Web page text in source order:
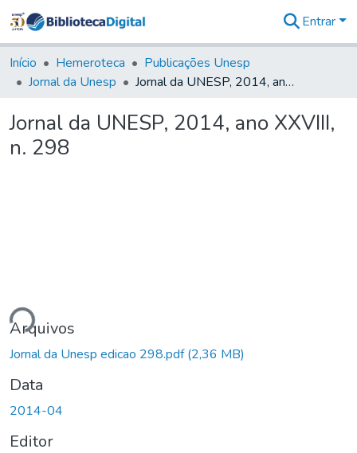
&
Coleções
Tudo na
Digital
Entrar
Início Hemeroteca
Publicações Unesp
Jornal da Unesp
Jornal da UNESP, 2014, ano XXVIII, n. 298
Jornal da UNESP, 2014, ano XXVIII,
n. 298
Arquivos
Jornal da Unesp edicao 298.pdf(2,36 MB)
Data
2014-04
Editor